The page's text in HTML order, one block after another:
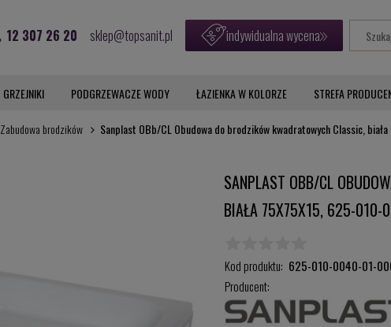
12 307 26 20 sklep@topsanit.pl indywidualna wycena
GRZEJNIKI PODGRZEWACZE WODY ŁAZIENKA W KOLORZE STREFA
Zabudowa brodzików Sanplast OBb/CL Obudowa do brodzików kwadratowych Classic,
SANPLAST OBB/CL
BIAŁA 75X75X15, 625-
Kod produktu: 625-010-0040-01-
Producent: